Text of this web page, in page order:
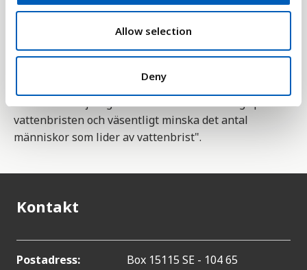
Allow selection
Deny
Statistiken är en indikator av FN:s hållbarhetsmål
nummer 6, om rent vatten och sanitet. Ett delmål
är 6.4 som innefattar detta; "Till 2030 väsentligt
sektorer samt säkerställa hållbara uttag och en
hållbar försörjning med sötvatten för att angripa
vattenbristen och väsentligt minska det antal
människor som lider av vattenbrist".
Kontakt
Postadress:
Box 15115 SE - 104 65